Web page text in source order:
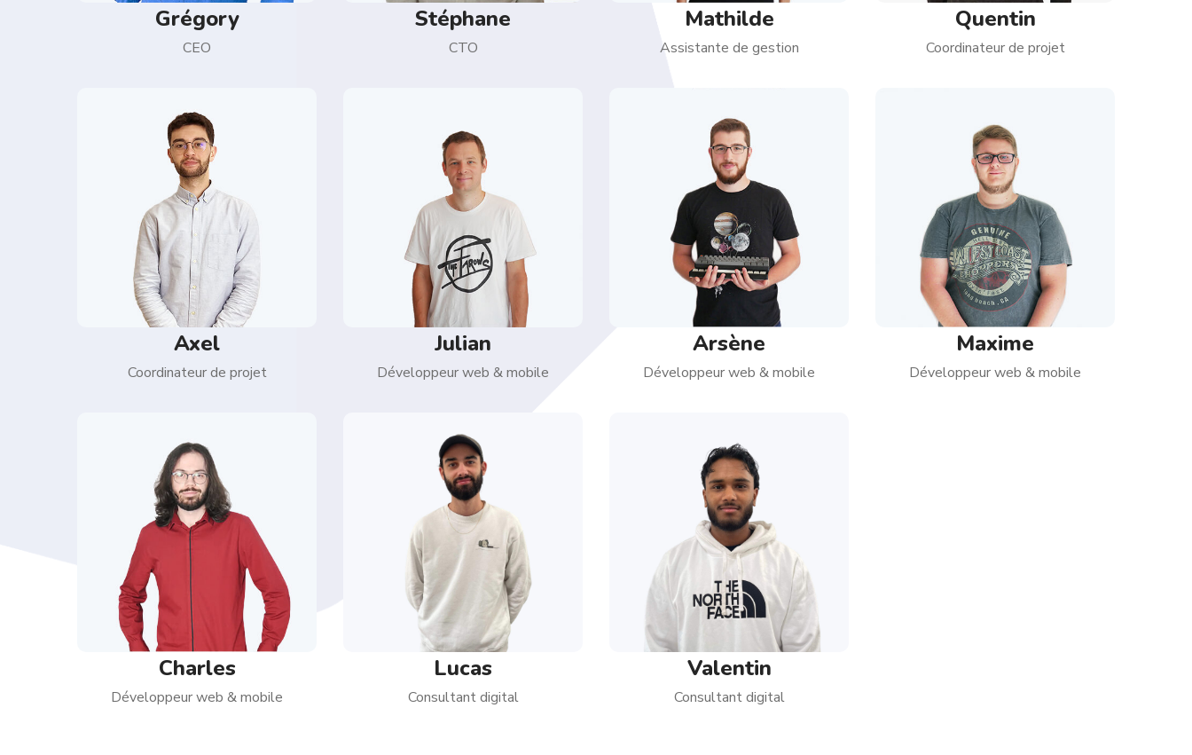
Grégory
CEO
Stéphane
CTO
Mathilde
Assistante de gestion
Quentin
Coordinateur de projet
Axel
Coordinateur de projet
Julian
Développeur web & mobile
Arsène
Développeur web & mobile
Maxime
Développeur web & mobile
Charles
Développeur web & mobile
Lucas
Consultant digital
Valentin
Consultant digital